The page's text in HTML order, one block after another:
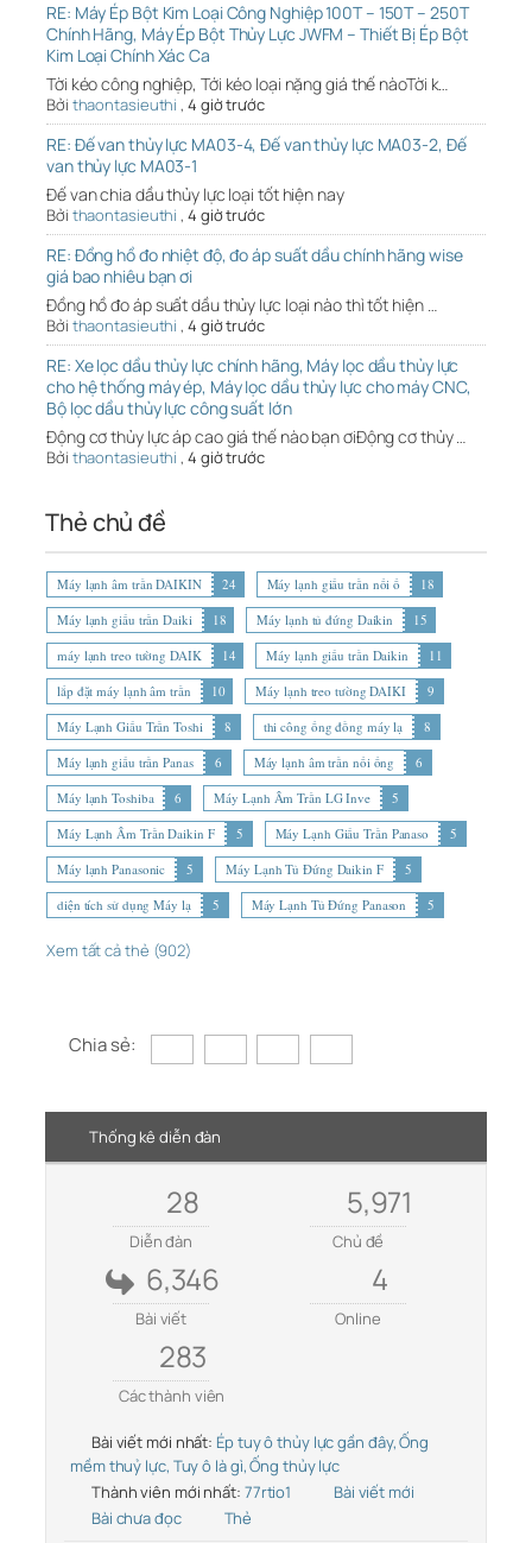
RE: Máy Ép Bột Kim Loại Công Nghiệp 100T – 150T – 250T
Chính Hãng, Máy Ép Bột Thủy Lực JWFM – Thiết Bị Ép Bột
Kim Loại Chính Xác Ca
Tời kéo công nghiệp, Tới kéo loại nặng giá thế nàoTời k…
Bởi thaontasieuthi , 4 giờ trước
RE: Đế van thủy lực MA03-4, Đế van thủy lực MA03-2, Đế
van thủy lực MA03-1
Đế van chia dầu thủy lực loại tốt hiện nay
Bởi thaontasieuthi , 4 giờ trước
RE: Đồng hồ đo nhiệt độ, đo áp suất dầu chính hãng wise
giá bao nhiêu bạn ơi
Đồng hồ đo áp suất dầu thủy lực loại nào thì tốt hiện …
Bởi thaontasieuthi , 4 giờ trước
RE: Xe lọc dầu thủy lực chính hãng, Máy lọc dầu thủy lực
cho hệ thống máy ép, Máy lọc dầu thủy lực cho máy CNC,
Bộ lọc dầu thủy lực công suất lớn
Động cơ thủy lực áp cao giá thế nào bạn ơiĐộng cơ thủy …
Bởi thaontasieuthi , 4 giờ trước
Thẻ chủ đề
Máy lạnh âm trần DAIKIN 24 Máy lạnh giấu trần nối ố
18
Máy lạnh giấu trần Daiki
18 Máy lạnh tủ đứng Daikin
15
máy lạnh treo tường DAIK
14 Máy lạnh giấu trần Daikin
11
lắp đặt máy lạnh âm trần
10 Máy lạnh treo tường DAIKI
9
Máy Lạnh Giấu Trần Toshi
8 thi công ống đồng máy lạ
8
Máy lạnh giấu trần Panas
6 Máy lạnh âm trần nối ống
6
Máy lạnh Toshiba
6 Máy Lạnh Âm Trần LG Inve
5
Máy Lạnh Âm Trần Daikin F
5 Máy Lạnh Giấu Trần Panaso
5
Máy lạnh Panasonic
5 Máy Lạnh Tủ Đứng Daikin F
5
diện tích sử dụng Máy lạ
5 Máy Lạnh Tủ Đứng Panason 5
Xem tất cả thẻ (902)
Chia sẻ:
Thống kê diễn đàn
28
Diễn đàn
5,971
Chủ đề
6,346
Bài viết
4
Online
283
Các thành viên
Bài viết mới nhất: Ép tuy ô thủy lực gần đây, Ống
mềm thuỷ lực, Tuy ô là gì, Ống thủy lực
Thành viên mới nhất: 77rtio1
Bài viết mới
Bài chưa đọc
Thẻ